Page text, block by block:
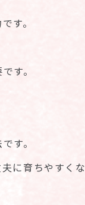
す。
す。
す。
に育ちやすくな